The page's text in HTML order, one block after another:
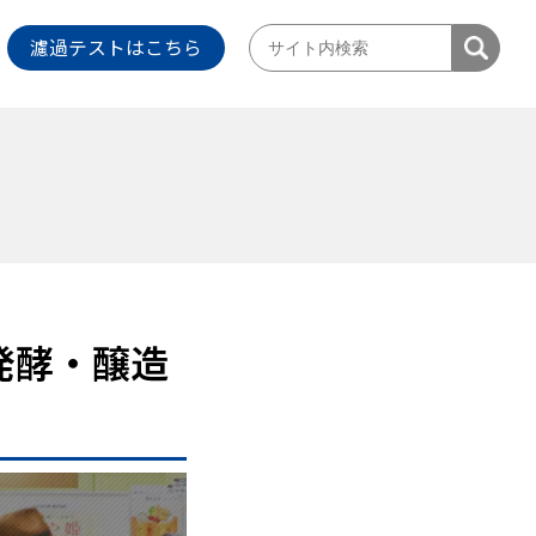
濾過テストはこちら
酵・醸造